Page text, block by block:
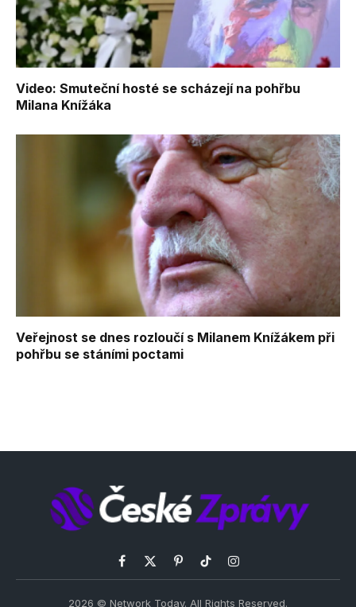
Video: Smuteční hosté se scházejí na pohřbu
Milana Knížáka
Veřejnost se dnes rozloučí s Milanem Knížákem při
pohřbu se stáními poctami
Facebook
X
PinterestTikTokInstagram
2026 © Network Today. All Rights Reserved.